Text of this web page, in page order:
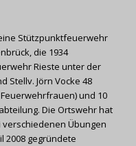
Stützpunktfeuerwehr
die 1934
Rieste unter der
Stellv. Jörn Vocke 48
und 10
Die Ortswehr hat
verschiedenen Übungen
2008 gegründete